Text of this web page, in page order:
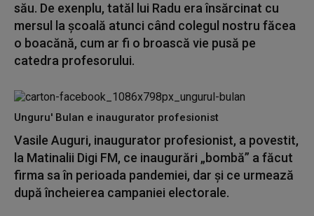
său. De exenplu, tatăl lui Radu era însărcinat cu
mersul la școală atunci când colegul nostru făcea
o boacănă, cum ar fi o broască vie pusă pe
catedra profesorului.
Unguru' Bulan e inaugurator profesionist
Vasile Auguri, inaugurator profesionist, a povestit,
la Matinalii Digi FM, ce inaugurări „bombă” a făcut
firma sa în perioada pandemiei, dar și ce urmează
după încheierea campaniei electorale.